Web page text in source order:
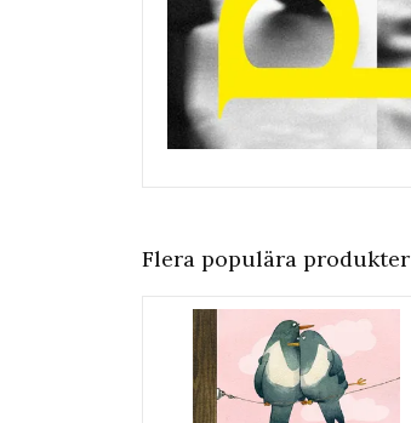
Flera populära produkter